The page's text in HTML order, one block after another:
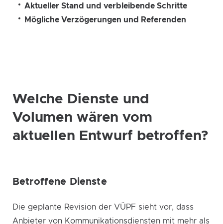
Aktueller Stand und verbleibende Schritte
Mögliche Verzögerungen und Referenden
Welche Dienste und
Volumen wären vom
aktuellen Entwurf betroffen?
Betroffene Dienste
Die geplante Revision der VÜPF sieht vor, dass
Anbieter von Kommunikationsdiensten mit mehr als